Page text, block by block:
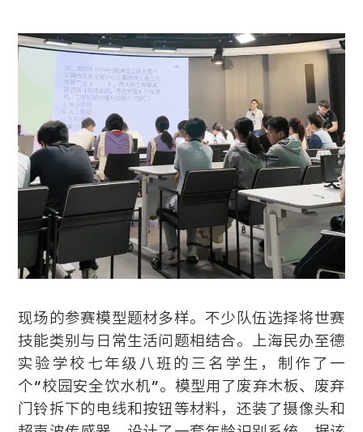
现场的参赛模型题材多样。不少队伍选择将世赛
技能类别与日常生活问题相结合。上海民办至德
实验学校七年级八班的三名学生，制作了一
个“校园安全饮水机”。模型用了废弃木板、废弃
门铃拆下的电线和按钮等材料，还装了摄像头和